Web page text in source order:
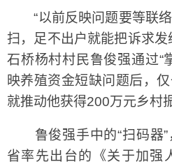
“以前反映问题要等联络
扫，足不出户就能把诉求
石桥杨村村民鲁俊强通过“
映养殖资金短缺问题后，
就推动他获得200万元乡村
鲁俊强手中的“扫码器”
省率先出台的《关于加强